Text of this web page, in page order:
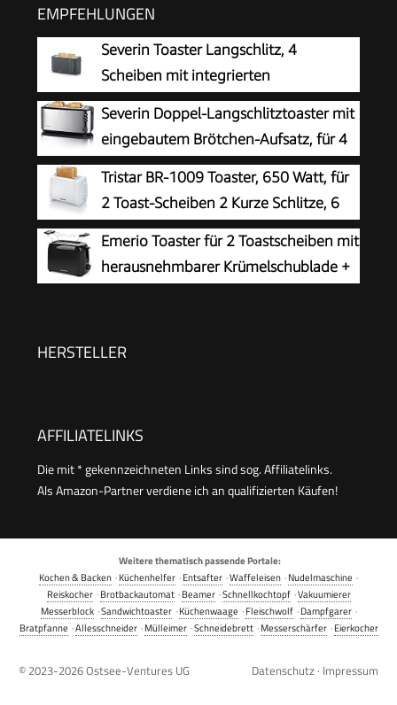
EMPFEHLUNGEN
Severin Toaster Langschlitz, 4
Scheiben mit integrierten
Brötchenaufsatz, 2 Langschlitz-
Röstschachte, verschiedene Aufwärmstufen,
1.400 W, Schwarz Matt, AT 2591, Mattschwarz
Severin Doppel-Langschlitztoaster mit
eingebautem Brötchen-Aufsatz, für 4
Brotscheiben, Brotscheibenzentrierung,
Aufwärm- und Defroster-Stufe, Edelstahl
gebürstet, schwarz, 1.400 W, AT 2509
Tristar BR-1009 Toaster, 650 Watt, für
2 Toast-Scheiben 2 Kurze Schlitze, 6
Bräunungsstufen und
Aufwärmfunktion für Brötchen – Weiß
Emerio Toaster für 2 Toastscheiben mit
herausnehmbarer Krümelschublade +
Kabelaufwicklung | 700W | TO-128676.3
HERSTELLER
AFFILIATELINKS
Die mit * gekennzeichneten Links sind sog. Affiliatelinks.
Als Amazon-Partner verdiene ich an qualifizierten Käufen!
Weitere thematisch passende Portale:
Kochen & Backen ·Küchenhelfer ·Entsafter ·Waffeleisen ·Nudelmaschine ·
Reiskocher·Brotbackautomat·Beamer·Schnellkochtopf·Vakuumierer
Messerblock·Sandwichtoaster·Küchenwaage ·Fleischwolf·Dampfgarer·
Bratpfanne ·Allesschneider·Mülleimer·Schneidebrett·Messerschärfer·Eierkocher
© 2023-2026Ostsee-Ventures UG Datenschutz · Impressum